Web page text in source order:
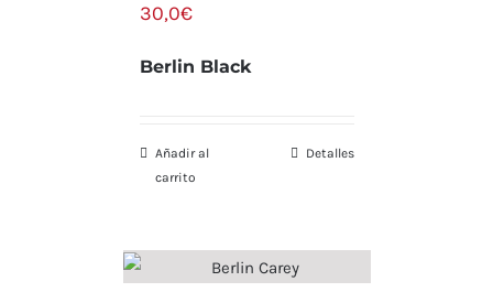
30,0€
Berlin Black
Añadir al
carrito
Detalles